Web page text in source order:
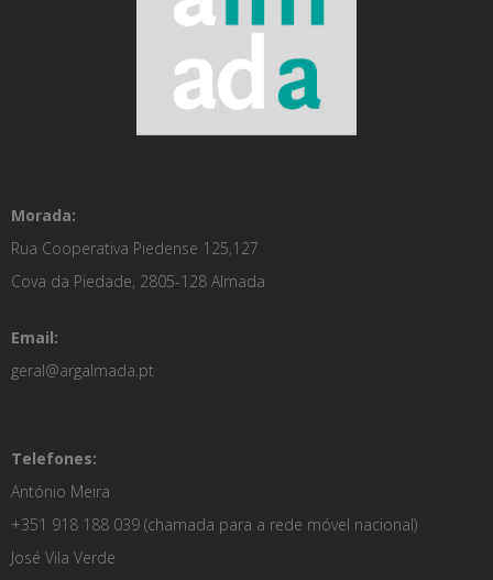
Morada:
Rua Cooperativa Piedense 125,127
Cova da Piedade, 2805-128 Almada
Email:
geral@argalmada.pt
Telefones:
António Meira
+351 918 188 039 (chamada para a rede móvel nacional)
José Vila Verde